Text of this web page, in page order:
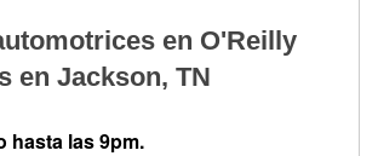
en O'Reilly
en Jackson, TN
hasta las 9pm.